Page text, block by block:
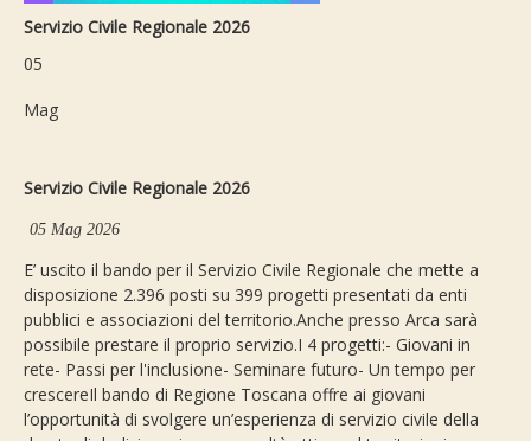
Servizio Civile Regionale 2026
05
Mag
Servizio Civile Regionale 2026
05 Mag 2026
E’ uscito il bando per il Servizio Civile Regionale che mette a
disposizione 2.396 posti su 399 progetti presentati da enti
pubblici e associazioni del territorio.Anche presso Arca sarà
possibile prestare il proprio servizio.I 4 progetti:- Giovani in
rete- Passi per l'inclusione- Seminare futuro- Un tempo per
crescereIl bando di Regione Toscana offre ai giovani
l’opportunità di svolgere un’esperienza di servizio civile della